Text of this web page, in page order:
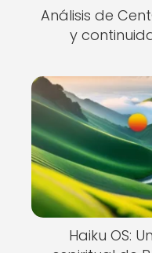
Análisis de
y
Haiku OS: